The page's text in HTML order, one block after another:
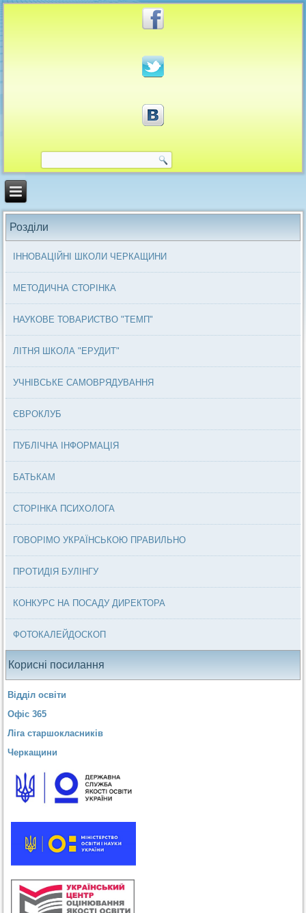
Розділи
ІННОВАЦІЙНІ ШКОЛИ ЧЕРКАЩИНИ
МЕТОДИЧНА СТОРІНКА
НАУКОВЕ ТОВАРИСТВО "ТЕМП"
ЛІТНЯ ШКОЛА "ЕРУДИТ"
УЧНІВСЬКЕ САМОВРЯДУВАННЯ
ЄВРОКЛУБ
ПУБЛІЧНА ІНФОРМАЦІЯ
БАТЬКАМ
СТОРІНКА ПСИХОЛОГА
ГОВОРІМО УКРАЇНСЬКОЮ ПРАВИЛЬНО
ПРОТИДІЯ БУЛІНГУ
КОНКУРС НА ПОСАДУ ДИРЕКТОРА
ФОТОКАЛЕЙДОСКОП
Корисні посилання
Відділ освіти
Офіс 365
Ліга старшокласників
Черкащини